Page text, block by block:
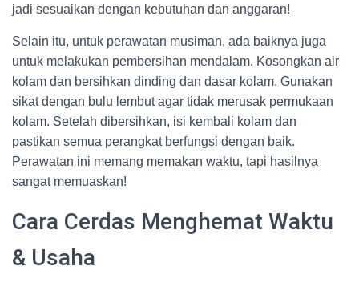
jadi sesuaikan dengan kebutuhan dan anggaran!
Selain itu, untuk perawatan musiman, ada baiknya juga
untuk melakukan pembersihan mendalam. Kosongkan air
kolam dan bersihkan dinding dan dasar kolam. Gunakan
sikat dengan bulu lembut agar tidak merusak permukaan
kolam. Setelah dibersihkan, isi kembali kolam dan
pastikan semua perangkat berfungsi dengan baik.
Perawatan ini memang memakan waktu, tapi hasilnya
sangat memuaskan!
Cara Cerdas Menghemat Waktu
& Usaha